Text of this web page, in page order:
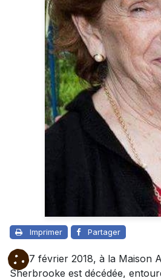
Imprimer Partager
Le 27 février 2018, à la Maison
Sherbrooke est décédée,